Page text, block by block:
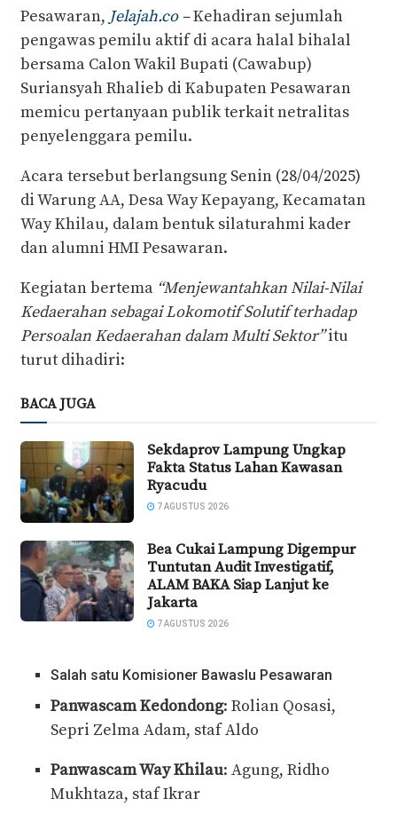
Pesawaran, Jelajah.co–Kehadiran sejumlah
pengawas pemilu aktif di acara halal bihalal
bersama Calon Wakil Bupati (Cawabup)
Suriansyah Rhalieb di Kabupaten Pesawaran
memicu pertanyaan publik terkait netralitas
penyelenggara pemilu.
Acara tersebut berlangsung Senin (28/04/2025)
di Warung AA, Desa Way Kepayang, Kecamatan
Way Khilau, dalam bentuk silaturahmi kader
dan alumni HMI Pesawaran.
Kegiatan bertema “Menjewantahkan Nilai-Nilai
Kedaerahan sebagai Lokomotif Solutif terhadap
Persoalan Kedaerahan dalam Multi Sektor”itu
turut dihadiri:
BACA JUGA
Sekdaprov Lampung Ungkap
Fakta Status Lahan Kawasan
Ryacudu
7 AGUSTUS 2026
Bea Cukai Lampung Digempur
Tuntutan Audit Investigatif,
ALAM BAKA Siap Lanjut ke
Jakarta
7 AGUSTUS 2026
Salah satu Komisioner Bawaslu Pesawaran
Panwascam Kedondong: Rolian Qosasi,
Sepri Zelma Adam, staf Aldo
Panwascam Way Khilau: Agung, Ridho
Mukhtaza, staf Ikrar